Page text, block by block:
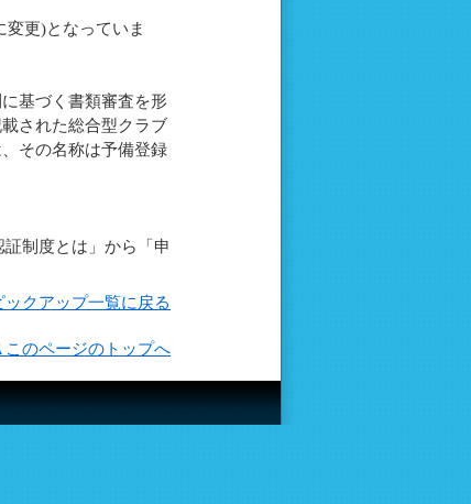
更)となっていま
基づく書類審査を形
された総合型クラブ
その名称は予備登録
制度とは」から「申
ックアップ一覧に戻る
のページのトップへ